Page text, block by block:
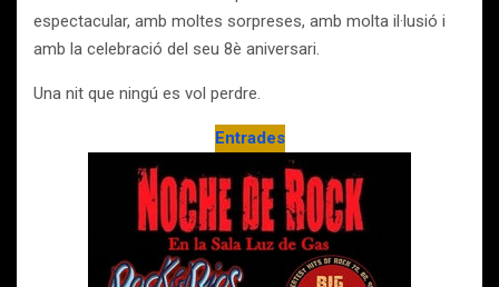
espectacular, amb moltes sorpreses, amb molta il·lusió i
amb la celebració del seu 8è aniversari.
Una nit que ningú es vol perdre.
Entrades